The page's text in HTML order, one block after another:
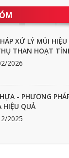
XỬ LÝ MÙI
THAN HOẠT
2026
- PHƯƠNG
HIỆU QUẢ
2025